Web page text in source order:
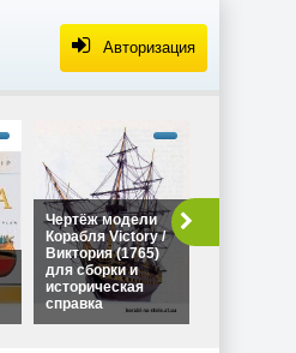
Авторизация
Чертёж модели
Корабля Victory /
Виктория (1765)
для сборки и
историческая
справка
width="320"